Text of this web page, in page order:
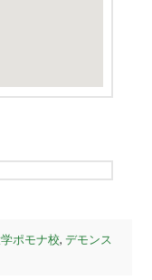
ポモナ校, デモンス